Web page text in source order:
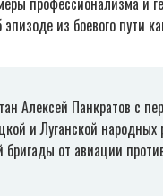
из боевого пути
Алексей Панкратов с
и Луганской народных
от авиации